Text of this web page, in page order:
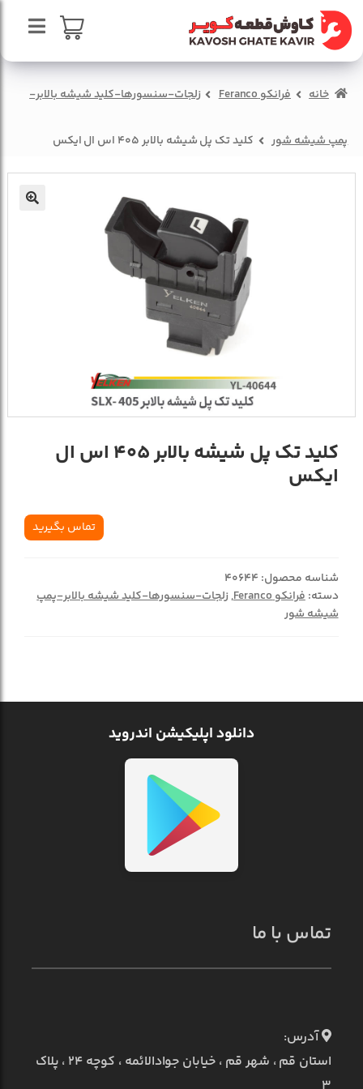
پرش
به
ناوبری
پرش
به
محتوا
صفحه اصلی
سبد خرید
تماس با ما
خانه فرانکو Feranco زلجات-سنسورها-کلید شیشه بالابر-
پمپ شیشه شور کلید تک پل شیشه بالابر 405 اس ال ایکس
کلید تک پل شیشه بالابر 405 اس ال
ایکس
تماس بگیرید
شناسه محصول: 40644
دسته:فرانکو Feranco ,زلجات-سنسورها-کلید شیشه بالابر-پمپ
شیشه شور
دانلود اپلیکیشن اندروید
تماس با ما
آدرس:
استان قم ، شهر قم ، خیابان جوادالائمه ، کوچه ۲۴ ، پلاک